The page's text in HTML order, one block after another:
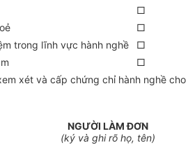
□
□
trong lĩnh vực hành nghề
□
□
xét và cấp chứng chỉ hành nghề cho
NGƯỜI LÀM ĐƠN
(ký và ghi rõ họ, tên)